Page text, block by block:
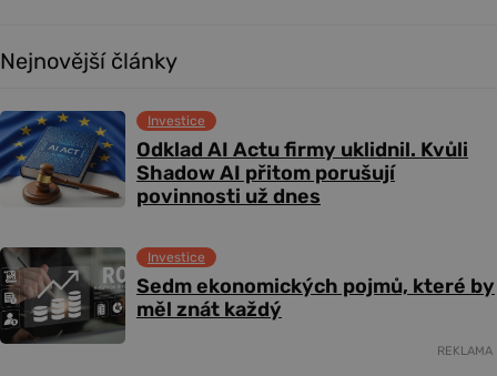
Nejnovější články
Odklad AI Actu firmy uklidnil. Kvůli
Shadow AI přitom porušují
povinnosti už dnes
Investice
Sedm ekonomických pojmů, které by
měl znát každý
Investice
REKLAMA